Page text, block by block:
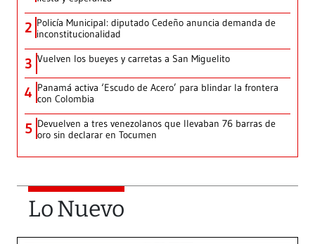
2 Policía Municipal: diputado Cedeño anuncia demanda de
inconstitucionalidad
3 Vuelven los bueyes y carretas a San Miguelito
4 Panamá activa ‘Escudo de Acero’ para blindar la frontera
con Colombia
5 Devuelven a tres venezolanos que llevaban 76 barras de
oro sin declarar en Tocumen
Lo Nuevo